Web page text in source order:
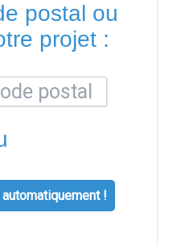
postal ou
projet :
!